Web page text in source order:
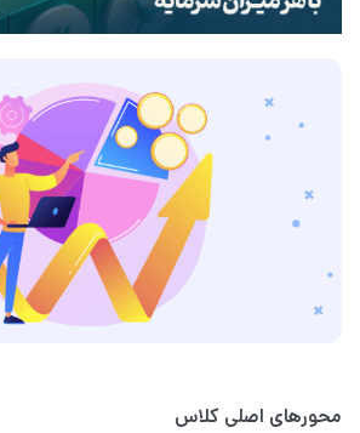
محورهای اصلی کلاس